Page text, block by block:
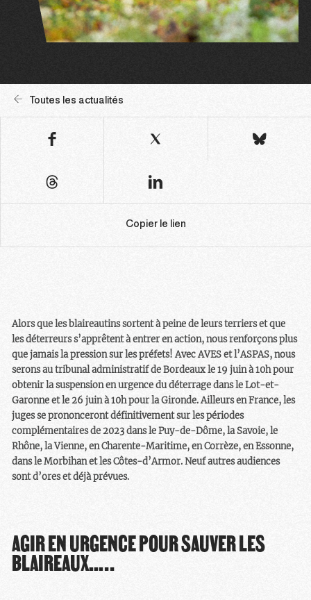
Toutes les actualités
Copier le lien
Alors que les blaireautins sortent à peine de leurs terriers et que
les déterreurs s’apprêtent à entrer en action, nous renforçons plus
que jamais la pression sur les préfets! Avec AVES et l’ASPAS, nous
serons au tribunal administratif de Bordeaux le 19 juin à 10h pour
obtenir la suspension en urgence du déterrage dans le Lot-et-
Garonne et le 26 juin à 10h pour la Gironde. Ailleurs en France, les
juges se prononceront définitivement sur les périodes
complémentaires de 2023 dans le Puy-de-Dôme, la Savoie, le
Rhône, la Vienne, en Charente-Maritime, en Corrèze, en Essonne,
dans le Morbihan et les Côtes-d’Armor. Neuf autres audiences
sont d’ores et déjà prévues.
AGIR EN URGENCE POUR SAUVER LES
BLAIREAUX..…